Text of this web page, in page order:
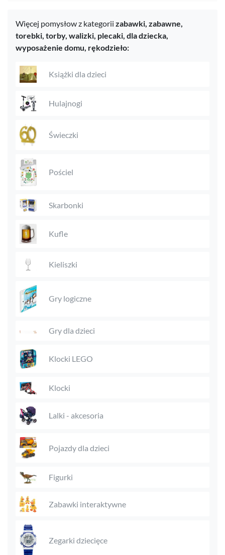
Więcej pomysłow z kategorii zabawki, zabawne,
torebki, torby, walizki, plecaki, dla dziecka,
wyposażenie domu, rękodzieło:
Książki dla dzieci
Hulajnogi
Świeczki
Pościel
Skarbonki
Kufle
Kieliszki
Gry logiczne
Gry dla dzieci
Klocki LEGO
Klocki
Lalki - akcesoria
Pojazdy dla dzieci
Figurki
Zabawki interaktywne
Zegarki dziecięce